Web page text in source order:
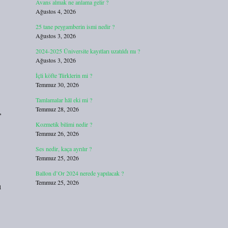
Avans almak ne anlama gelir ?
Ağustos 4, 2026
25 tane peygamberin ismi nedir ?
Ağustos 3, 2026
2024-2025 Üniversite kayıtları uzatıldı mı ?
Ağustos 3, 2026
İçli köfte Türklerin mi ?
Temmuz 30, 2026
Tamlamalar hâl eki mi ?
Temmuz 28, 2026
Kozmetik bilimi nedir ?
Temmuz 26, 2026
Ses nedir, kaça ayrılır ?
Temmuz 25, 2026
Ballon d’Or 2024 nerede yapılacak ?
Temmuz 25, 2026